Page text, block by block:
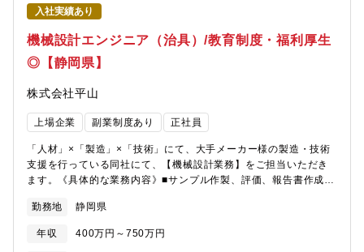
入社実績あり
機械設計エンジニア（治具）/教育制度・福利厚生
◎【静岡県】
株式会社平山
上場企業 副業制度あり 正社員
「人材」×「製造」×「技術」にて、大手メーカー様の製造・技術
支援を行っている同社にて、【機械設計業務】をご担当いただき
ます。《具体的な業務内容》■サンプル作製、評価、報告書作成■
より、他案件に配属となる場合もございます。【活躍されている
方のイメージ】■キャリアアップしていきたい方！■自身のスキル
を様々な現場でさらに磨いていきたい方！
勤務地 静岡県
年収 400万円～750万円